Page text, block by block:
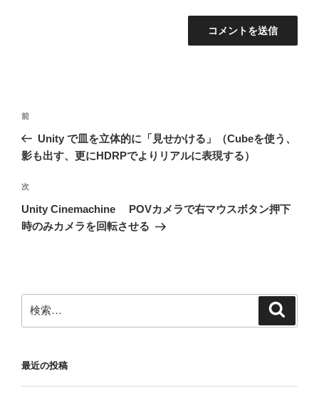
投
ナ
ゲ
ー
シ
前
の
投
前
Unity で皿を立体的に「見せかける」（Cubeを使う、
影も出す、更にHDRPでよりリアルに表現する）
次
の
投
次
Unity Cinemachine POVカメラで右マウスボタン押下
時のみカメラを回転させる
検
索:
最近の投稿